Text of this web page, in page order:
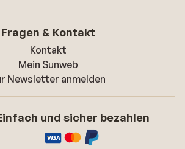
Fragen & Kontakt
Kontakt
Mein Sunweb
Newsletter anmelden
und sicher bezahlen